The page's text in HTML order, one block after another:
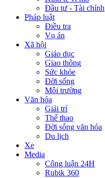
Đầu tư - Tài chính
Pháp luật
Điều tra
Vụ án
Xã hội
Giáo dục
Giao thông
Sức khỏe
Đời sống
Môi trường
Văn hóa
Giải trí
Thể thao
Đời sống văn hóa
Du lịch
Xe
Media
Công luận 24H
Rubik 360